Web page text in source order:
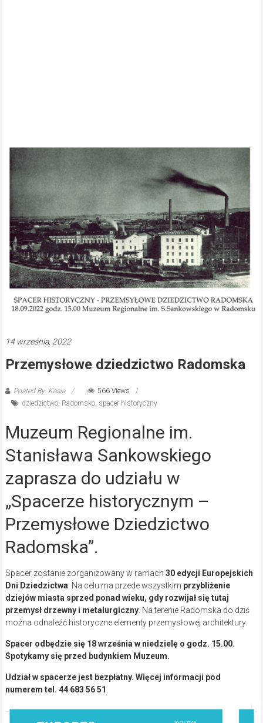
14 września, 2022
Przemysłowe dziedzictwo Radomska
Posted By: Kasia
566 Views
dziedzictwo, Radomsko, spacer historyczny
Muzeum Regionalne im.
Stanisława Sankowskiego
zaprasza do udziału w
„Spacerze historycznym –
Przemysłowe Dziedzictwo
Radomska”.
Spacer zostanie zorganizowany w ramach 30 edycji Europejskich
Dni Dziedzictwa . Na celu ma przede wszystkim przybliżenie
dziejów miasta sprzed ponad wieku, gdy rozwijał się tutaj
przemysł drzewny i metalurgiczny. Na terenie Radomska do dziś
można odnaleźć historyczne elementy przemysłowej architektury.
Spacer odbędzie się 18 września w niedzielę o godz. 15.00.
Spotykamy się przed budynkiem Muzeum.
Udział w spacerze jest bezpłatny. Więcej informacji pod
numerem tel. 44 683 56 51